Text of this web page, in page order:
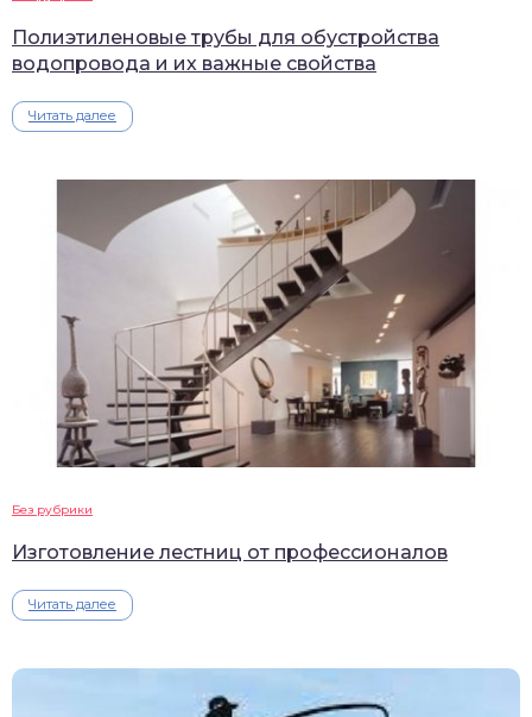
Полиэтиленовые трубы для обустройства
водопровода и их важные свойства
Читать далее
Без рубрики
Изготовление лестниц от профессионалов
Читать далее